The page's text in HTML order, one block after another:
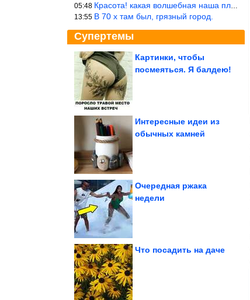
05:48 Красота! какая волшебная наша планета!… еще-бы, мы понимали это…
13:55 В 70 х там был, грязный город.
Супертемы
Картинки, чтобы
посмеяться. Я балдею!
Как римляне возводили
Интересные идеи из
обычных камней
Очередная ржака
недели
Что посадить на даче
Копеечная таблетка и